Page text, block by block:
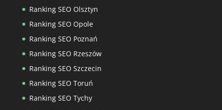
Ranking SEO Olsztyn
Ranking SEO Opole
Ranking SEO Poznań
Ranking SEO Rzeszów
Ranking SEO Szczecin
Ranking SEO Toruń
Ranking SEO Tychy